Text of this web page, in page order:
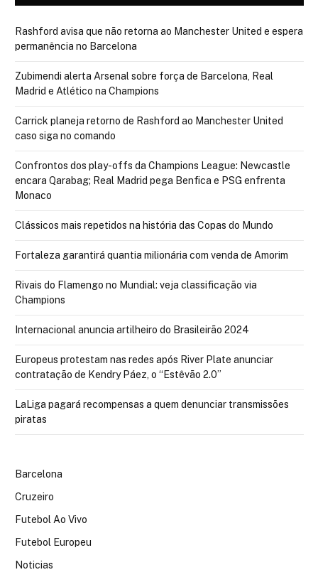
Rashford avisa que não retorna ao Manchester United e espera
permanência no Barcelona
Zubimendi alerta Arsenal sobre força de Barcelona, Real
Madrid e Atlético na Champions
Carrick planeja retorno de Rashford ao Manchester United
caso siga no comando
Confrontos dos play-offs da Champions League: Newcastle
encara Qarabag; Real Madrid pega Benfica e PSG enfrenta
Monaco
Clássicos mais repetidos na história das Copas do Mundo
Fortaleza garantirá quantia milionária com venda de Amorim
Rivais do Flamengo no Mundial: veja classificação via
Champions
Internacional anuncia artilheiro do Brasileirão 2024
Europeus protestam nas redes após River Plate anunciar
contratação de Kendry Páez, o “Estêvão 2.0”
LaLiga pagará recompensas a quem denunciar transmissões
piratas
Barcelona
Cruzeiro
Futebol Ao Vivo
Futebol Europeu
Noticias